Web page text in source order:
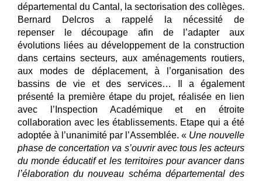
départemental du Cantal, la sectorisation des collèges.
Bernard Delcros a rappelé la nécessité de
repenser le découpage afin de l’adapter aux
évolutions liées au développement de la construction
dans certains secteurs, aux aménagements routiers,
aux modes de déplacement, à l’organisation des
bassins de vie et des services… Il a également
présenté la première étape du projet, réalisée en lien
avec l’Inspection Académique et en étroite
collaboration avec les établissements. Etape qui a été
adoptée à l’unanimité par l’Assemblée. « Une nouvelle
phase de concertation va s’ouvrir avec tous les acteurs
du monde éducatif et les territoires pour avancer dans
l’élaboration du nouveau schéma départemental des